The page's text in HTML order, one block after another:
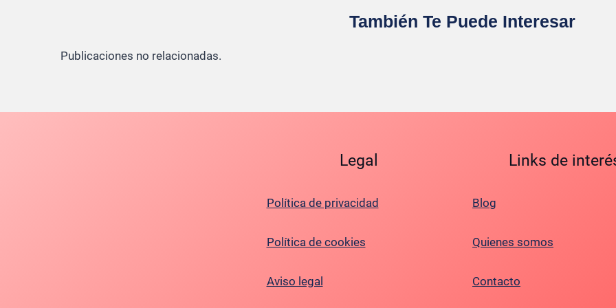
También Te Puede Interesar
Publicaciones no relacionadas.
Legal
Política de privacidad
Política de cookies
Aviso legal
Links de
Blog
Quienes somos
Contacto